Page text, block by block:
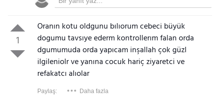
1
Oranın kotu oldgunu bılıorum cebeci büyük
dogumu tavsıye ederm kontrollerım falan orda
dgumumuda orda yapıcam inşallah çok güzl
ilgileniolr ve yanına cocuk hariç ziyaretci ve
refakatcı alıolar
Paylaş: Daha fazla